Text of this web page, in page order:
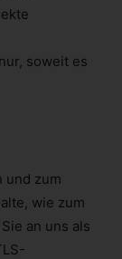
soweit es
und zum
wie zum
an uns als